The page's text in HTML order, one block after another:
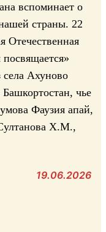
вспоминает о
страны. 22
Отечественная
Ахуново
чье
Фаузия апай,
Х.М.,
19.06.2026